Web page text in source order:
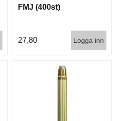
FMJ (400st)
27,80 Logga inn